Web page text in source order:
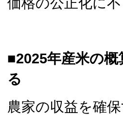
■2025年産米の
る
農家の収益を確